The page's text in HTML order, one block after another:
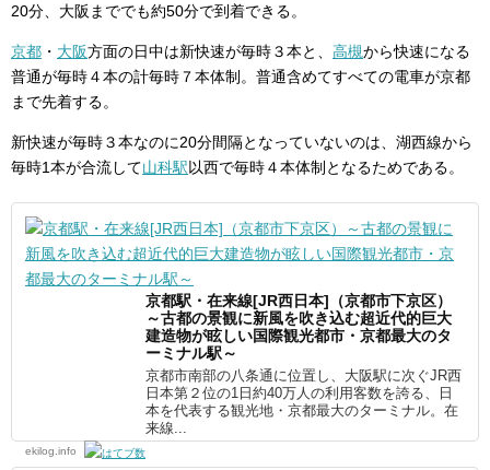
20分、大阪まででも約50分で到着できる。
京都 ・ 大阪方面の日中は新快速が毎時３本と、 高槻から快速になる
普通が毎時４本の計毎時７本体制。普通含めてすべての電車が京都
まで先着する。
新快速が毎時３本なのに20分間隔となっていないのは、湖西線から
毎時1本が合流して山科駅以西で毎時４本体制となるためである。
京都駅・在来線[JR西日本]（京都市下京区）
～古都の景観に新風を吹き込む超近代的巨大
建造物が眩しい国際観光都市・京都最大のタ
ーミナル駅～
京都市南部の八条通に位置し、大阪駅に次ぐJR西
日本第２位の1日約40万人の利用客数を誇る、日
本を代表する観光地・京都最大のターミナル。在
来線...
ekilog.info